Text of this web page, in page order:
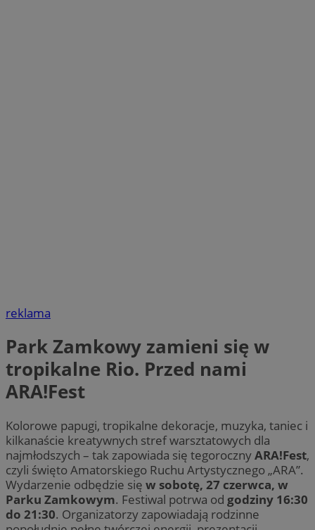
reklama
Park Zamkowy zamieni się w
tropikalne Rio. Przed nami
ARA!Fest
Kolorowe papugi, tropikalne dekoracje, muzyka, taniec i
kilkanaście kreatywnych stref warsztatowych dla
najmłodszych – tak zapowiada się tegorocznyARA!Fest,
czyli święto Amatorskiego Ruchu Artystycznego „ARA”.
Wydarzenie odbędzie się w sobotę, 27 czerwca, w
Parku Zamkowym. Festiwal potrwa od godziny 16:30
do 21:30. Organizatorzy zapowiadają rodzinne